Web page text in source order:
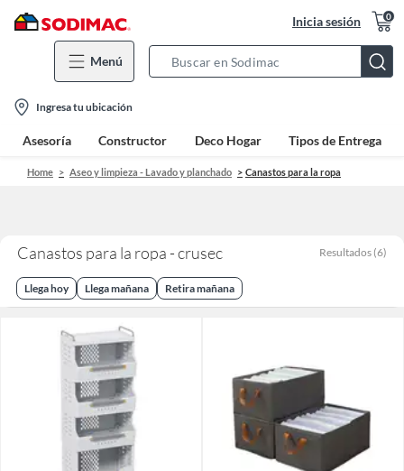
Inicia sesión 0
Menú
Bar
location-
icon
Ingresa tu ubicación
Asesoría Constructor Deco Hogar Tipos de Entrega
Home Aseo y limpieza - Lavado y planchado Canastos para la ropa
Canastos para la ropa - crusec Resultados (6)
Llega hoy Llega mañana Retira mañana